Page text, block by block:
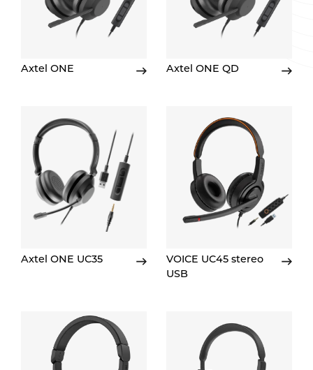
Axtel ONE Axtel ONE QD
Axtel ONE UC35
VOICE UC45 stereo
USB